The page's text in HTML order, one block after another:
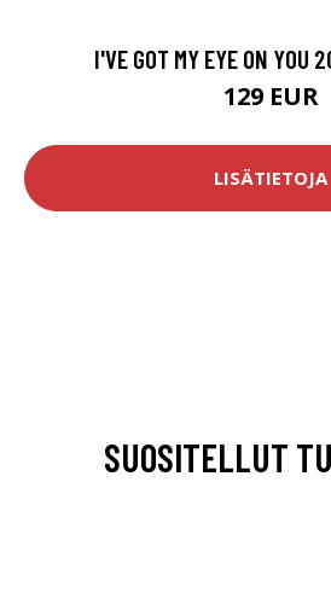
I'VE GOT MY EYE ON YOU
129 EUR
LISÄTIETOJA
SUOSITELLUT